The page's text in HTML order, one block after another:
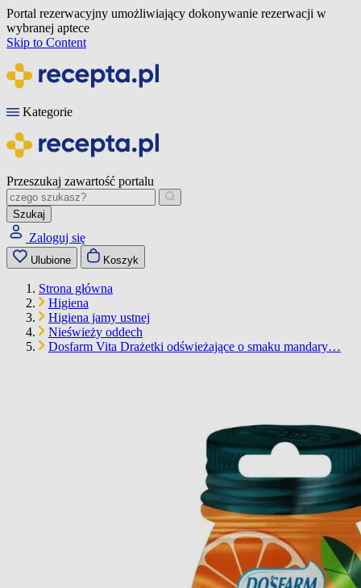
Portal rezerwacyjny umożliwiający dokonywanie rezerwacji w
wybranej aptece
Skip to Content
Kategorie
Przeszukaj zawartość portalu
Szukaj
Zaloguj się
Ulubione Koszyk
Strona główna
Higiena
Higiena jamy ustnej
Nieświeży oddech
Dosfarm Vita Drażetki odświeżające o smaku mandary…